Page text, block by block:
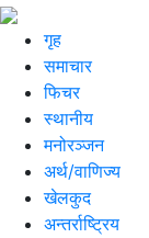
गृह
समाचार
फिचर
स्थानीय
मनोरञ्जन
अर्थ/वाणिज्य
खेलकुद
अन्तर्राष्ट्रिय